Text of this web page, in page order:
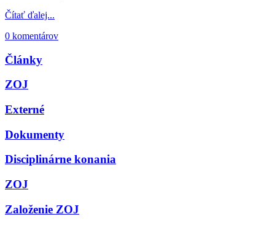
Čítať ďalej...
0 komentárov
Články
ZOJ
Externé
Dokumenty
Disciplinárne konania
ZOJ
Založenie ZOJ